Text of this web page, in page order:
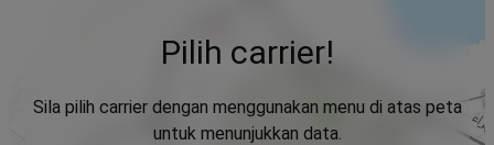
Pilih carrier!
Sila pilih carrier dengan menggunakan menu di atas peta
untuk menunjukkan data.